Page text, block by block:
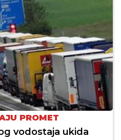
PROMET
vodostaja ukida